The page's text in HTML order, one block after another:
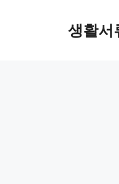
생활서